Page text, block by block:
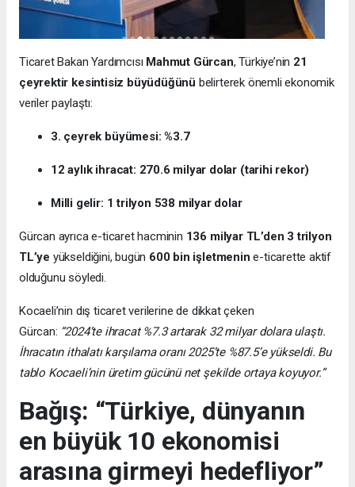
Ticaret Bakan Yardımcısı Mahmut Gürcan, Türkiye’nin 21
çeyrektir kesintisiz büyüdüğünü belirterek önemli ekonomik
veriler paylaştı:
3. çeyrek büyümesi: %3.7
12 aylık ihracat: 270.6 milyar dolar (tarihi rekor)
Milli gelir: 1 trilyon 538 milyar dolar
Gürcan ayrıca e-ticaret hacminin 136 milyar TL’den 3 trilyon
TL’ye yükseldiğini, bugün 600 bin işletmenin e-ticarette aktif
olduğunu söyledi.
Kocaeli’nin dış ticaret verilerine de dikkat çeken
Gürcan: “2024’te ihracat %7.3 artarak 32 milyar dolara ulaştı.
İhracatın ithalatı karşılama oranı 2025’te %87.5’e yükseldi. Bu
tablo Kocaeli’nin üretim gücünü net şekilde ortaya koyuyor.”
Bağış: “Türkiye, dünyanın
en büyük 10 ekonomisi
arasına girmeyi hedefliyor”